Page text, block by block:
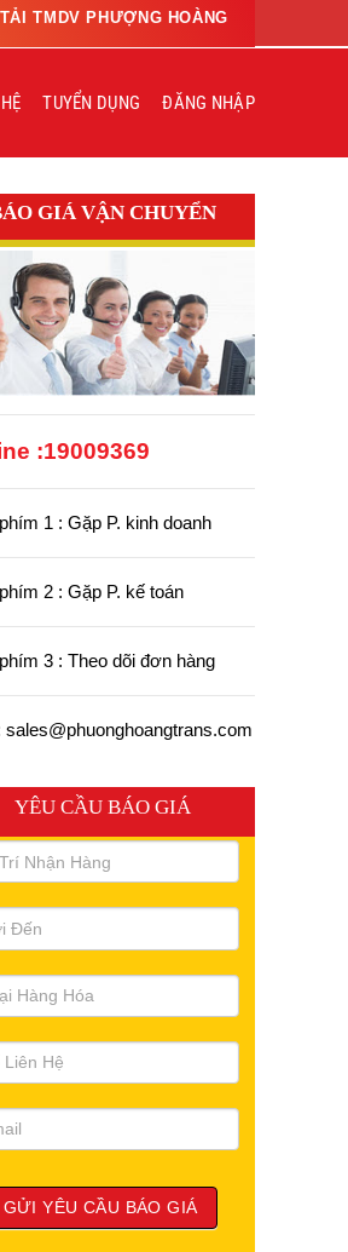
TMDV PHƯỢNG HOÀNG
TUYỂN DỤNG ĐĂNG NHẬP
GIÁ VẬN CHUYỂN
:19009369
1 : Gặp P. kinh doanh
2 : Gặp P. kế toán
3 : Theo dõi đơn hàng
sales@phuonghoangtrans.com
YÊU CẦU BÁO GIÁ